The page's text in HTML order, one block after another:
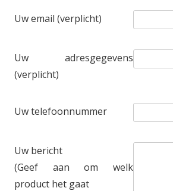
Uw email (verplicht)
Uw adresgegevens
(verplicht)
Uw telefoonnummer
Uw bericht
(Geef aan om welk
product het gaat